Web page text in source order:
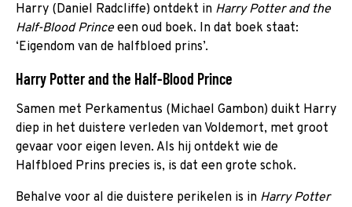
Harry (Daniel Radcliffe) ontdekt in Harry Potter and the
Half-Blood Princeeen oud boek. In dat boek staat:
‘Eigendom van de halfbloed prins’.
Harry Potter and the Half-Blood Prince
Samen met Perkamentus (Michael Gambon) duikt Harry
diep in het duistere verleden van Voldemort, met groot
gevaar voor eigen leven. Als hij ontdekt wie de
Halfbloed Prins precies is, is dat een grote schok.
Behalve voor al die duistere perikelen is in Harry Potter